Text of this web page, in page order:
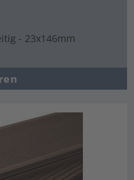
- 23x146mm